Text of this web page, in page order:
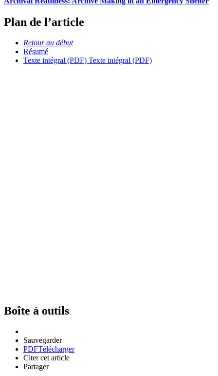
Plan de l’article
Retour au début
Résumé
Texte intégral (PDF) Texte intégral (PDF)
Boîte à outils
Sauvegarder
PDFTélécharger
Citer cet article
Partager